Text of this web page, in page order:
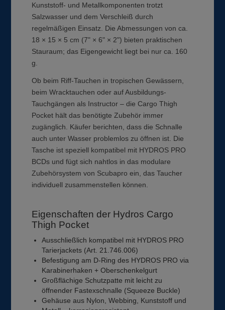
Kunststoff- und Metallkomponenten trotzt
Salzwasser und dem Verschleiß durch
regelmäßigen Einsatz. Die Abmessungen von ca.
18 × 15 × 5 cm (7" × 6" × 2") bieten praktischen
Stauraum; das Eigengewicht liegt bei nur ca. 160
g.
Ob beim Riff-Tauchen in tropischen Gewässern,
beim Wracktauchen oder auf Ausbildungs-
Tauchgängen als Instructor – die Cargo Thigh
Pocket hält das benötigte Zubehör immer
zugänglich. Käufer berichten, dass die Schnalle
auch unter Wasser problemlos zu öffnen ist. Die
Tasche ist speziell kompatibel mit HYDROS PRO
BCDs und fügt sich nahtlos in das modulare
Zubehörsystem von Scubapro ein, das Taucher
individuell zusammenstellen können.
Eigenschaften der Hydros Cargo
Thigh Pocket
Ausschließlich kompatibel mit HYDROS PRO
Tarierjackets (Art. 21.746.006)
Befestigung am D-Ring des HYDROS PRO via
Karabinerhaken + Oberschenkelgurt
Großflächige Schutzpatte mit leicht zu
öffnender Fastexschnalle (Squeeze Buckle)
Gehäuse aus Nylon, Webbing, Kunststoff und